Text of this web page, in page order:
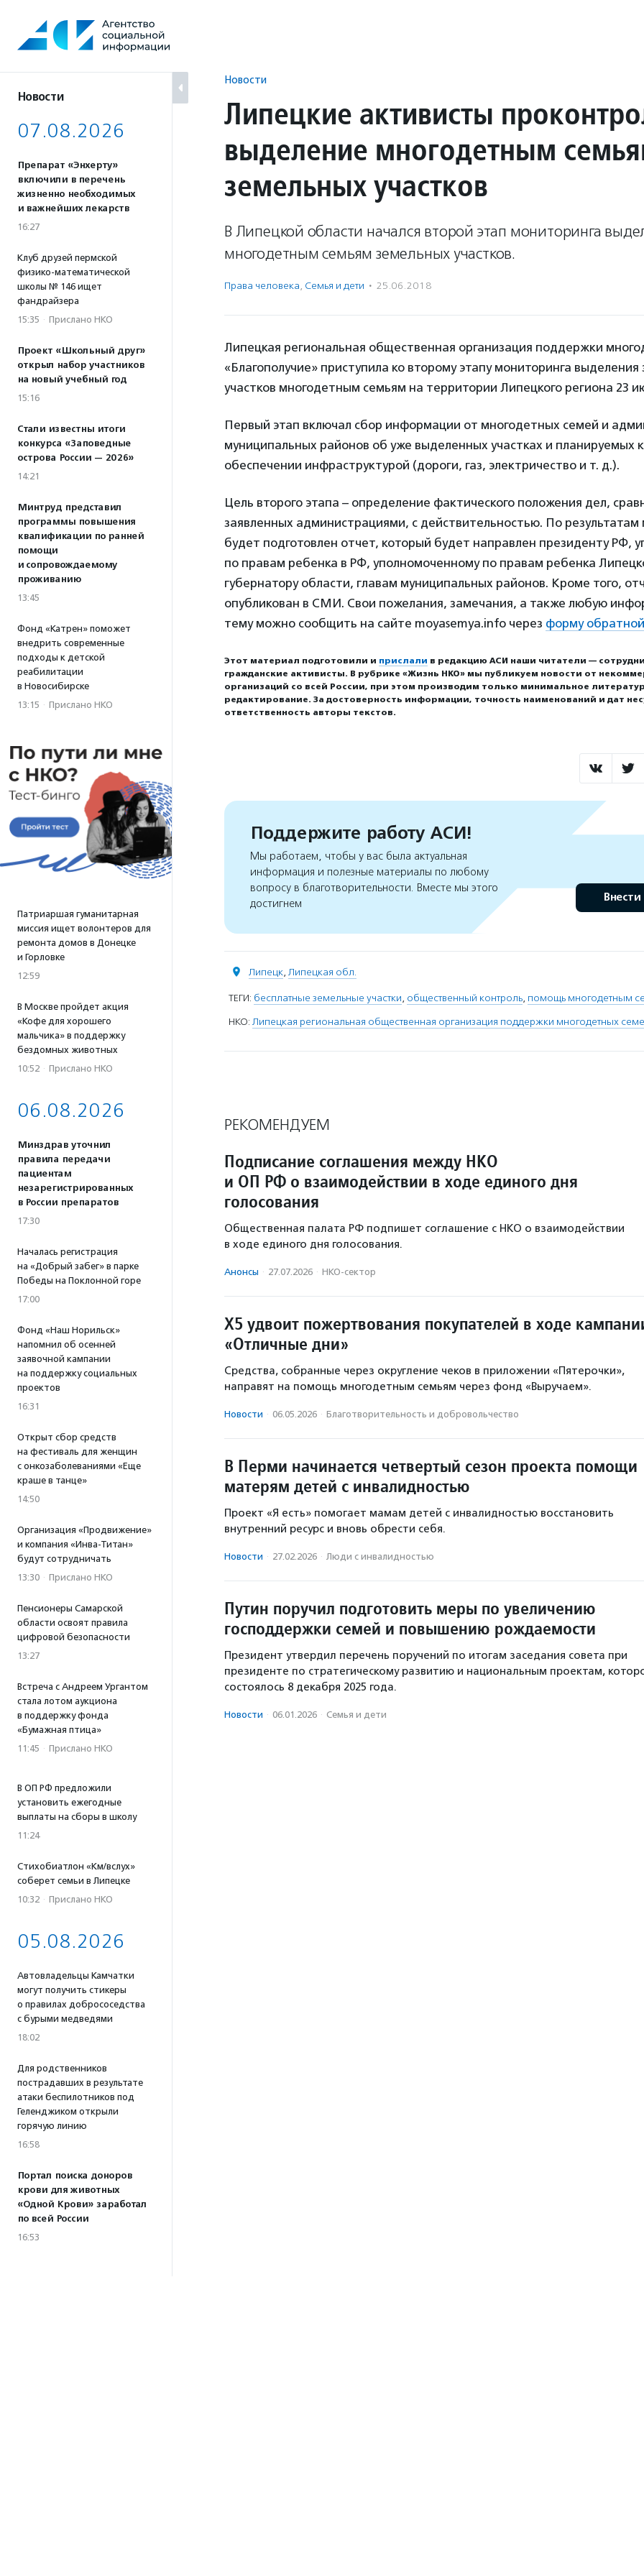
содержанию
Новости
07.08.2026
Препарат «Энхерту»
включили в перечень
жизненно необходимых
и важнейших лекарств
16:27
Клуб друзей пермской
физико-математической
школы № 146 ищет
фандрайзера
15:35 · Прислано НКО
Проект «Школьный друг»
открыл набор участников
на новый учебный год
15:16
Стали известны итоги
конкурса «Заповедные
острова России — 2026»
14:21
Минтруд представил
программы повышения
квалификации по ранней
помощи
и сопровождаемому
проживанию
13:45
Фонд «Катрен» поможет
внедрить современные
подходы к детской
реабилитации
в Новосибирске
13:15 · Прислано НКО
Патриаршая гуманитарная
миссия ищет волонтеров для
ремонта домов в Донецке
и Горловке
12:59
В Москве пройдет акция
«Кофе для хорошего
мальчика» в поддержку
бездомных животных
10:52 · Прислано НКО
06.08.2026
Минздрав уточнил
правила передачи
пациентам
незарегистрированных
в России препаратов
17:30
Началась регистрация
на «Добрый забег» в парке
Победы на Поклонной горе
17:00
Фонд «Наш Норильск»
напомнил об осенней
заявочной кампании
на поддержку социальных
проектов
16:31
Открыт сбор средств
на фестиваль для женщин
с онкозаболеваниями «Еще
краше в танце»
14:50
Организация «Продвижение»
и компания «Инва-Титан»
будут сотрудничать
13:30 · Прислано НКО
Пенсионеры Самарской
области освоят правила
цифровой безопасности
13:27
Встреча с Андреем Ургантом
стала лотом аукциона
в поддержку фонда
«Бумажная птица»
11:45 · Прислано НКО
В ОП РФ предложили
установить ежегодные
выплаты на сборы в школу
11:24
Стихобиатлон «Км/вслух»
соберет семьи в Липецке
10:32 · Прислано НКО
05.08.2026
Автовладельцы Камчатки
могут получить стикеры
о правилах добрососедства
с бурыми медведями
18:02
Для родственников
пострадавших в результате
атаки беспилотников под
Геленджиком открыли
горячую линию
16:58
Портал поиска доноров
крови для животных
«Одной Крови» заработал
по всей России
16:53
Новости
Липецкие активисты
выделение многодетным
земельных участков
В Липецкой области начался второй этап мониторинга
многодетным семьям земельных участков.
Права человека, Семья и дети · 25.06.2018
Липецкая региональная общественная организация поддержки
«Благополучие» приступила ко второму этапу мониторинга
участков многодетным семьям на территории Липецкого региона 23
Первый этап включал сбор информации от многодетных семей и
муниципальных районов об уже выделенных участках и планируемых
обеспечении инфраструктурой (дороги, газ, электричество и т. д.).
Цель второго этапа – определение фактического положения дел,
заявленных администрациями, с действительностью. По результатам
будет подготовлен отчет, который будет направлен президенту РФ,
по правам ребенка в РФ, уполномоченному по правам ребенка
губернатору области, главам муниципальных районов. Кроме того,
опубликован в СМИ. Свои пожелания, замечания, а также любую
тему можно сообщить на сайте moyasemya.info через форму обратной
Этот материал подготовили и прислали в редакцию АСИ наши читатели —
гражданские активисты. В рубрике «Жизнь НКО» мы публикуем новости от
организаций со всей России, при этом производим только минимальное
редактирование. За достоверность информации, точность наименований и дат
ответственность авторы текстов.
Поддержите работу АСИ!
Мы работаем, чтобы у вас была актуальная
информация и полезные материалы по любому
вопросу в благотворительности. Вместе мы этого
достигнем
Внести
Липецк, Липецкая обл.
ТЕГИ: бесплатные земельные участки, общественный контроль, помощь многодетным
НКО: Липецкая региональная общественная организация поддержки многодетных
РЕКОМЕНДУЕМ
Подписание соглашения между НКО
и ОП РФ о взаимодействии в ходе единого дня
голосования
Общественная палата РФ подпишет соглашение с НКО о взаимодействии
в ходе единого дня голосования.
Анонсы · 27.07.2026 · НКО-сектор
X5 удвоит пожертвования покупателей в ходе
«Отличные дни»
Средства, собранные через округление чеков в приложении «Пятерочки»,
направят на помощь многодетным семьям через фонд «Выручаем».
Новости · 06.05.2026 · Благотвори­тель­ность и доброволь­чест­во
В Перми начинается четвертый сезон проекта помощи
матерям детей с инвалидностью
Проект «Я есть» помогает мамам детей с инвалидностью восстановить
внутренний ресурс и вновь обрести себя.
Новости · 27.02.2026 · Люди с инвалидностью
Путин поручил подготовить меры по увеличению
господдержки семей и повышению рождаемости
Президент утвердил перечень поручений по итогам заседания совета при
президенте по стратегическому развитию и национальным проектам,
состоялось 8 декабря 2025 года.
Новости · 06.01.2026 · Семья и дети